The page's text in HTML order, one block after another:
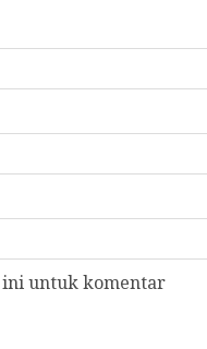
ini untuk komentar